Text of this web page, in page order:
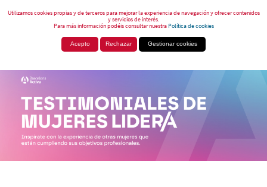
Utilizamos cookies propias y de terceros para mejorar la experiencia de navegación y ofrecer contenidos
y servicios de interés.
Para más información podéis consultar nuestraPolítica de cookies
Acepto Rechazar Gestionar cookies